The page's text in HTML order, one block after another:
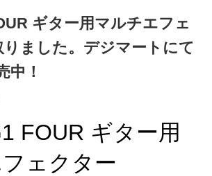
ギター用マルチエフェ
ました。デジマートにて
中！
FOUR ギター用
ェクター